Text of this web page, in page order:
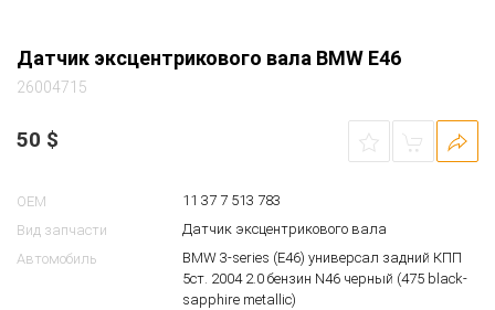
Датчик эксцентрикового вала BMW E46
26004715
50 $
OEM
11 37 7 513 783
Вид запчасти
Датчик эксцентрикового вала
Автомобиль
BMW 3-series (E46) универсал задний КПП
5ст. 2004 2.0 бензин N46 черный (475 black-
sapphire metallic)